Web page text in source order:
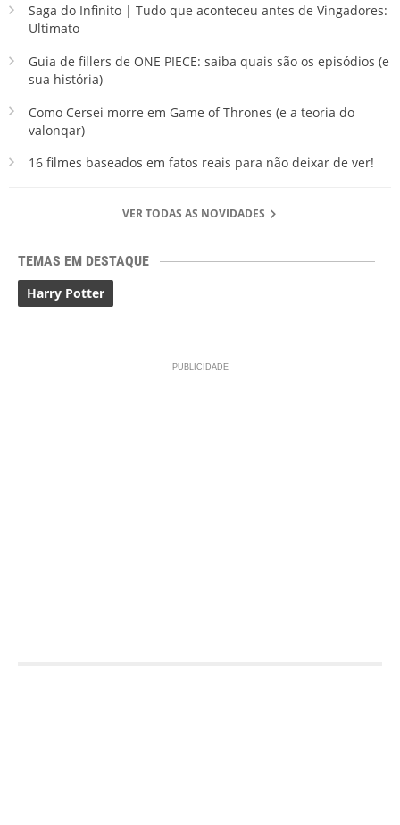
Saga do Infinito | Tudo que aconteceu antes de Vingadores:
Ultimato
Guia de fillers de ONE PIECE: saiba quais são os episódios (e
sua história)
Como Cersei morre em Game of Thrones (e a teoria do
valonqar)
16 filmes baseados em fatos reais para não deixar de ver!
VER TODAS AS NOVIDADES
TEMAS EM DESTAQUE
Harry Potter